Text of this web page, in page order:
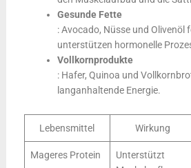
Gesunde Fette
: Avocado, Nüsse und Olivenöl
unterstützen hormonelle
Vollkornprodukte
: Hafer, Quinoa und
langanhaltende Energie.
Lebensmittel Wirkung
Mageres Protein
Unterstützt